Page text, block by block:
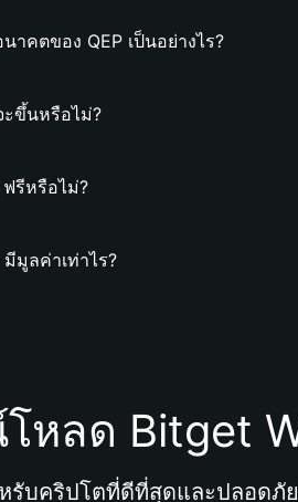
าคตของ QEP เป็นอย่างไร?
ะขึ้นหรือไม่?
ฟรีหรือไม่?
มูลค่าเท่าไร?
หลด Bitget
รับคริปโตที่ดีที่สุดและปลอดภั